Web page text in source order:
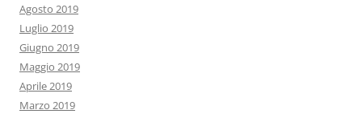
Agosto 2019
Luglio 2019
Giugno 2019
Maggio 2019
Aprile 2019
Marzo 2019